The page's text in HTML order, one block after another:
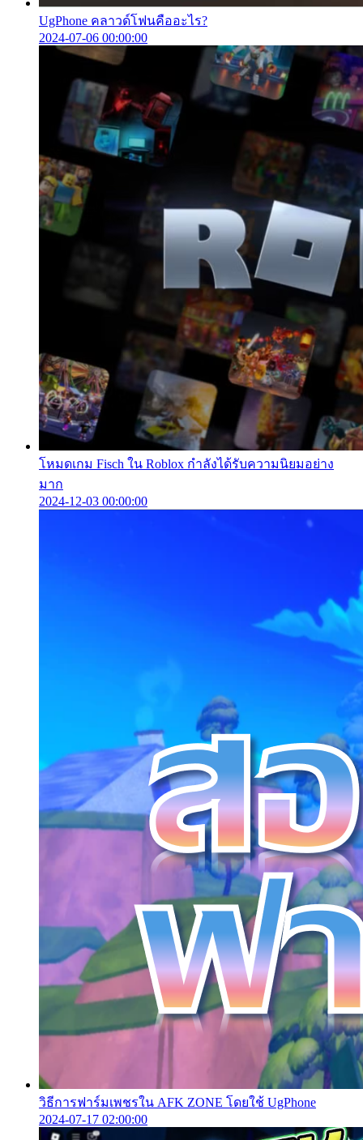
UgPhone คลาวด์โฟนคืออะไร?
2024-07-06 00:00:00
โหมดเกม Fisch ใน Roblox กำลังได้รับความนิยมอย่าง
มาก
2024-12-03 00:00:00
วิธีการฟาร์มเพชรใน AFK ZONE โดยใช้ UgPhone
2024-07-17 02:00:00